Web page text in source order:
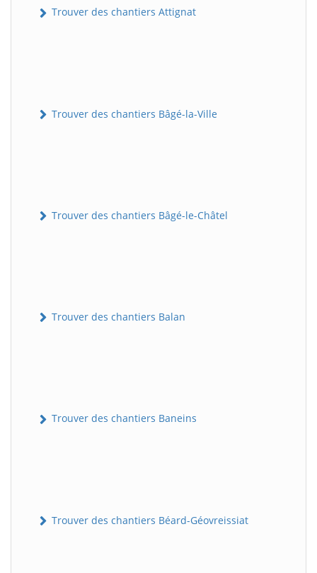
Trouver des chantiers Attignat
Trouver des chantiers Bâgé-la-Ville
Trouver des chantiers Bâgé-le-Châtel
Trouver des chantiers Balan
Trouver des chantiers Baneins
Trouver des chantiers Béard-Géovreissiat